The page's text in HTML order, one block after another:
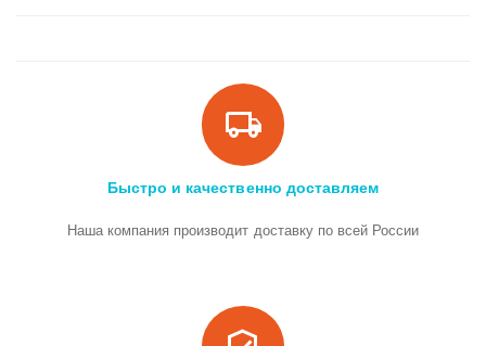
Быстро и качественно доставляем
Наша компания производит доставку по всей России